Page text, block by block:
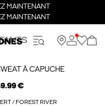
MAINTENANT
MAINTENANT
À CAPUCHE
€
/ FOREST RIVER